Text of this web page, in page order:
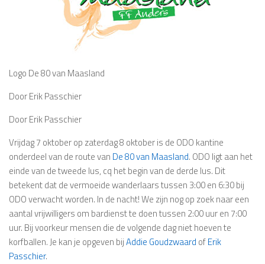
Logo De 80 van Maasland
Door Erik Passchier
Door Erik Passchier
Vrijdag 7 oktober op zaterdag 8 oktober is de ODO kantine
onderdeel van de route van De 80 van Maasland. ODO ligt aan het
einde van de tweede lus, cq het begin van de derde lus. Dit
betekent dat de vermoeide wanderlaars tussen 3:00 en 6:30 bij
ODO verwacht worden. In de nacht! We zijn nog op zoek naar een
aantal vrijwilligers om bardienst te doen tussen 2:00 uur en 7:00
uur. Bij voorkeur mensen die de volgende dag niet hoeven te
korfballen. Je kan je opgeven bijAddie Goudzwaard ofErik
Passchier.